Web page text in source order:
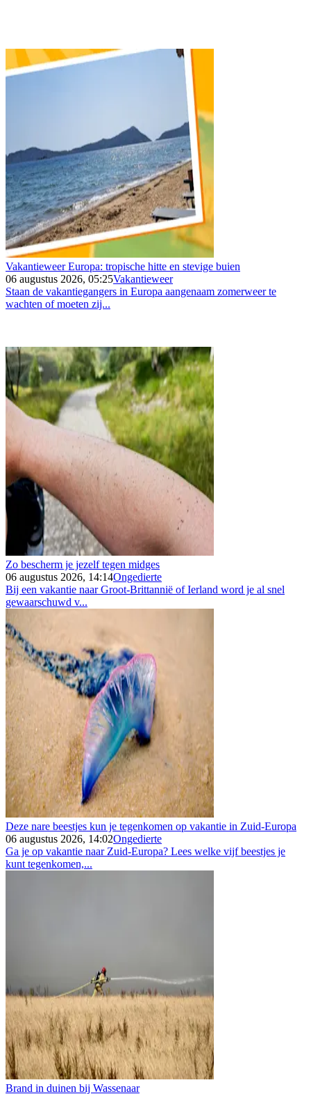
Vakantieweer Europa: tropische hitte en stevige buien
06 augustus 2026, 05:25Vakantieweer
Staan de vakantiegangers in Europa aangenaam zomerweer te
wachten of moeten zij...
Zo bescherm je jezelf tegen midges
06 augustus 2026, 14:14Ongedierte
Bij een vakantie naar Groot-Brittannië of Ierland word je al snel
gewaarschuwd v...
Deze nare beestjes kun je tegenkomen op vakantie in Zuid-Europa
06 augustus 2026, 14:02Ongedierte
Ga je op vakantie naar Zuid-Europa? Lees welke vijf beestjes je
kunt tegenkomen,...
Brand in duinen bij Wassenaar